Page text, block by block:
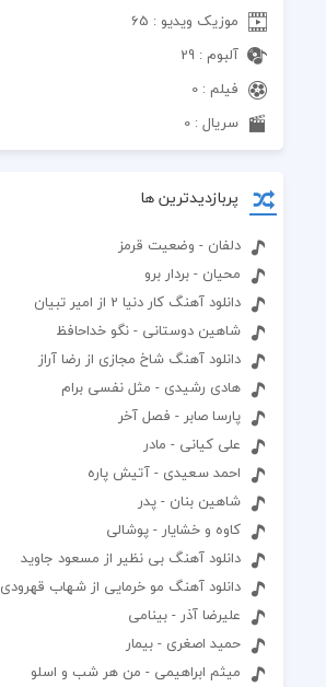
موزیک ویدیو : 65
آلبوم : 29
فیلم : 0
سریال : 0
پربازدیدترین ها
دلفان - وضعیت قرمز
محيان - بردار برو
دانلود آهنگ کار دنیا 2 از امیر تبیان
شاهین دوستانی - نگو خداحافظ
دانلود آهنگ شاخ مجازی از رضا آراز
هادی رشیدی - مثل نفسی برام
پارسا صابر - فصل آخر
علی کیانی - مادر
احمد سعیدی - آتیش پاره
شاهین بنان - پدر
کاوه و خشایار - پوشالی
دانلود آهنگ بی نظیر از مسعود جاوید
دانلود آهنگ مو خرمایی از شهاب قهرودی
علیرضا آذر - بینامی
حمید اصغری - بیمار
میثم ابراهیمی - من هر شب و اسلو